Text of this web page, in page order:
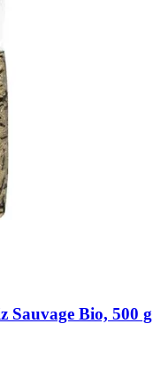
Sauvage Bio, 500 g